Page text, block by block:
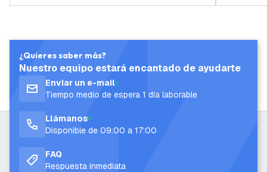
¿Quieres saber más?
Nuestro equipo estará encantado de ayudarte
Enviar un e-mail
Tiempo medio de espera 1 día laborable
Llámanos
Disponible de 09:00 a 17:00
FAQ
Respuesta inmediata